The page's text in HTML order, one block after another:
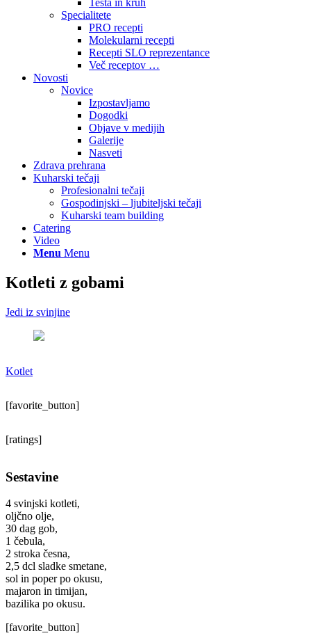
Testa in kruh
Specialitete
PRO recepti
Molekularni recepti
Recepti SLO reprezentance
Več receptov …
Novosti
Novice
Izpostavljamo
Dogodki
Objave v medijih
Galerije
Nasveti
Zdrava prehrana
Kuharski tečaji
Profesionalni tečaji
Gospodinjski – ljubiteljski tečaji
Kuharski team building
Catering
Video
Menu Menu
Kotleti z gobami
Jedi iz svinjine
Kotlet
[favorite_button]
[ratings]
Sestavine
4 svinjski kotleti,
oljčno olje,
30 dag gob,
1 čebula,
2 stroka česna,
2,5 dcl sladke smetane,
sol in poper po okusu,
majaron in timijan,
bazilika po okusu.
[favorite_button]